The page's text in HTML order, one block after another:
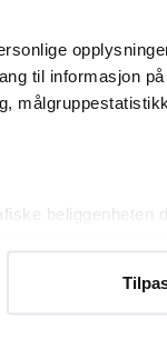
til informasjon
ditt samtykke fra
Mer fra